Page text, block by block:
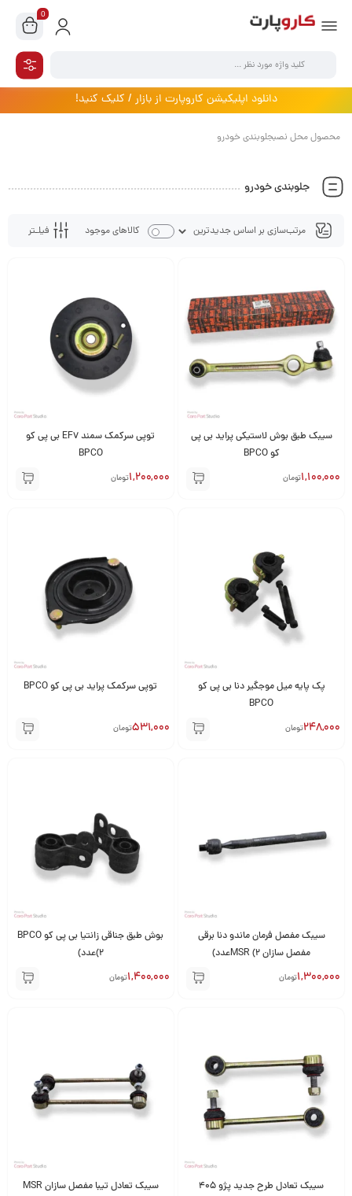
0
دانلود اپلیکیشن کاروپارت از بازار / کلیک کنید!
محصول محل نصبجلوبندی خودرو
جلوبندی خودرو
فیلـتر کالاهای موجود
سیبک طبق بوش لاستیکی پراید بی پی
کو BPCO
1,100,000تومان
توپی سرکمک سمند EF7 بی پی کو
BPCO
1,200,000تومان
پک پایه میل موجگیر دنا بی پی کو
BPCO
248,000تومان
توپی سرکمک پراید بی پی کو BPCO
531,000تومان
سیبک مفصل فرمان ماندو دنا برقی
مفصل سازان MSR (2عدد)
1,300,000تومان
بوش طبق جناقی زانتیا بی پی کو BPCO
(2عدد)
1,400,000تومان
سیبک تعادل طرح جدید پژو 405
سیبک تعادل تیبا مفصل سازان MSR